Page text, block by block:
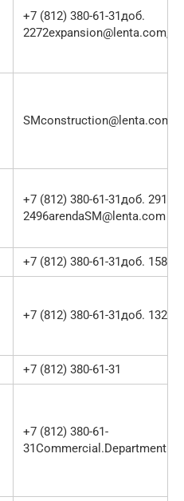
+7 (812) 380-61-31доб.
2272expansion@lenta.com,
SMconstruction@lenta.com
+7 (812) 380-61-31доб. 2910,
2496arendaSM@lenta.com
+7 (812) 380-61-31доб.
+7 (812) 380-61-31доб.
+7 (812) 380-61-31
+7 (812) 380-61-